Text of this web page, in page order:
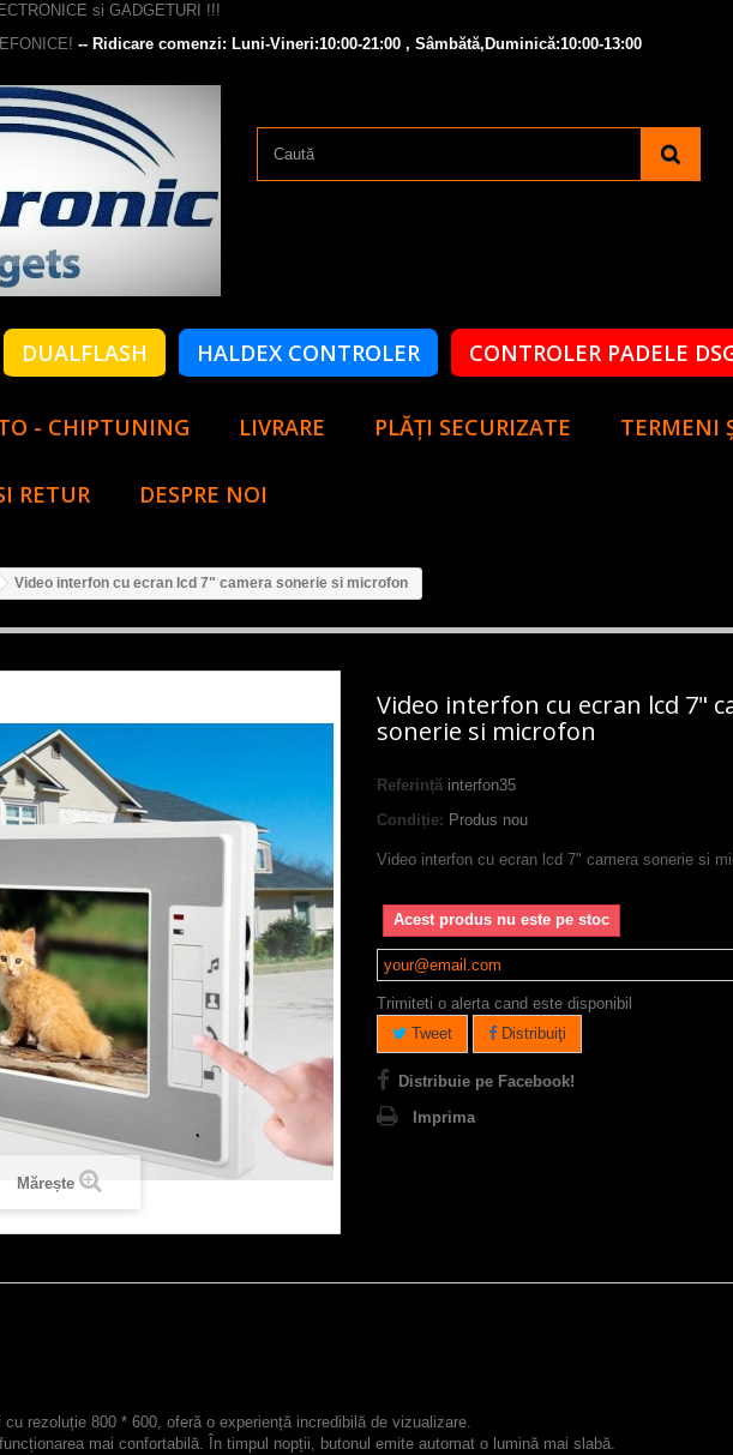
-- Ridicare comenzi: Luni-Vineri:10:00-21:00 , Sâmbătă,Duminică:10:00-13:00
DUALFLASH HALDEX CONTROLER CONTROLER PADELE
- CHIPTUNING LIVRARE PLĂȚI SECURIZATE TERMENI
RETUR DESPRE NOI
Video interfon cu ecran lcd 7" camera sonerie si microfon
Mărește
Video interfon cu ecran lcd 7"
sonerie si microfon
Referință interfon35
Condiție: Produs nou
Video interfon cu ecran lcd 7" camera sonerie si
Acest produs nu este pe stoc
Trimiteti o alerta cand este disponibil
Tweet
Distribuiţi
Distribuie pe Facebook!
Imprima
rezoluție 800 * 600, oferă o experiență incredibilă de vizualizare.
mai confortabilă. În timpul nopții, butonul emite automat o lumină mai slabă.